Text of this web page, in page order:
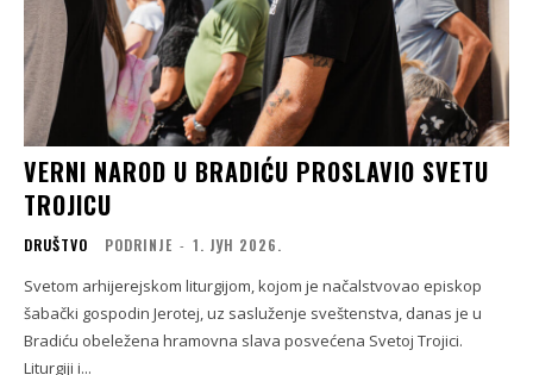
VERNI NAROD U BRADIĆU PROSLAVIO SVETU
TROJICU
DRUŠTVO PODRINJE - 1. ЈУН 2026.
Svetom arhijerejskom liturgijom, kojom je načalstvovao episkop
šabački gospodin Jerotej, uz sasluženje sveštenstva, danas je u
Bradiću obeležena hramovna slava posvećena Svetoj Trojici.
Liturgiji i...